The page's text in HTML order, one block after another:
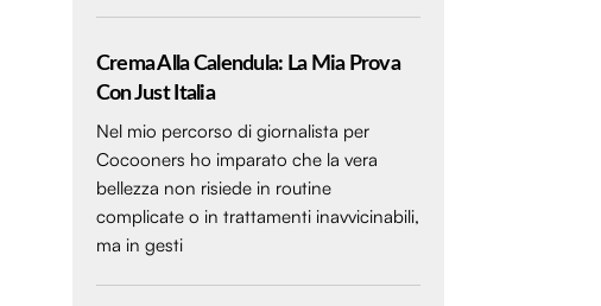
Crema Alla Calendula: La Mia Prova
Con Just Italia
Nel mio percorso di giornalista per
Cocooners ho imparato che la vera
bellezza non risiede in routine
complicate o in trattamenti inavvicinabili,
ma in gesti